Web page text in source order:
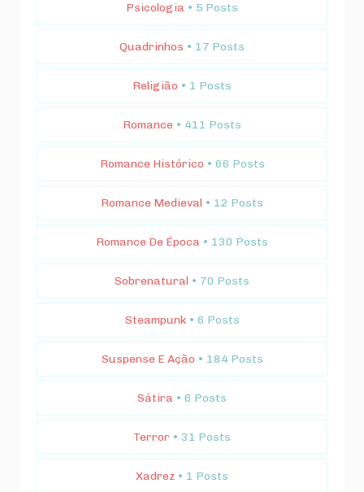
Psicologia • 5 Posts
Quadrinhos • 17 Posts
Religião • 1 Posts
Romance • 411 Posts
Romance Histórico • 66 Posts
Romance Medieval • 12 Posts
Romance De Época • 130 Posts
Sobrenatural • 70 Posts
Steampunk • 6 Posts
Suspense E Ação • 184 Posts
Sátira • 6 Posts
Terror • 31 Posts
Xadrez • 1 Posts